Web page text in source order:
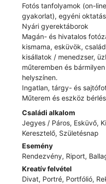
Fotós tanfolyamok (on-
gyakorlat), egyéni
Nyári gyerektáborok
Magán- és hivatalos
kismama, esküvök,
kisállatok / menedzser,
műteremben és
helyszínen.
Ingatlan, tárgy- és
Műterem és eszköz
Családi alkalom
Jegyes / Páros, Esküvő,
Keresztelő, Születésnap
Esemény
Rendezvény, Riport,
Kreatív felvétel
Divat, Portré, Portfólió,